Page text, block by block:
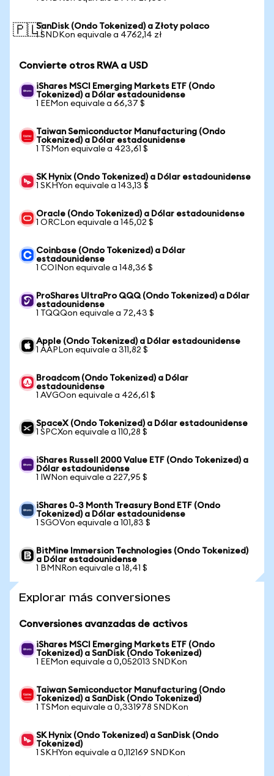
🇵🇱SanDisk (Ondo Tokenized) a Złoty polaco
1 SNDKon equivale a 4762,14 zł
Convierte otros RWA a USD
iShares MSCI Emerging Markets ETF (Ondo
Tokenized) a Dólar estadounidense
1 EEMon equivale a 66,37 $
Taiwan Semiconductor Manufacturing (Ondo
Tokenized) a Dólar estadounidense
1 TSMon equivale a 423,61 $
SK Hynix (Ondo Tokenized) a Dólar estadounidense
1 SKHYon equivale a 143,13 $
Oracle (Ondo Tokenized) a Dólar estadounidense
1 ORCLon equivale a 145,02 $
Coinbase (Ondo Tokenized) a Dólar
estadounidense
1 COINon equivale a 148,36 $
ProShares UltraPro QQQ (Ondo Tokenized) a Dólar
estadounidense
1 TQQQon equivale a 72,43 $
Apple (Ondo Tokenized) a Dólar estadounidense
1 AAPLon equivale a 311,82 $
Broadcom (Ondo Tokenized) a Dólar
estadounidense
1 AVGOon equivale a 426,61 $
SpaceX (Ondo Tokenized) a Dólar estadounidense
1 SPCXon equivale a 110,28 $
iShares Russell 2000 Value ETF (Ondo Tokenized) a
Dólar estadounidense
1 IWNon equivale a 227,95 $
iShares 0-3 Month Treasury Bond ETF (Ondo
Tokenized) a Dólar estadounidense
1 SGOVon equivale a 101,83 $
BitMine Immersion Technologies (Ondo Tokenized)
a Dólar estadounidense
1 BMNRon equivale a 18,41 $
Explorar más conversiones
Conversiones avanzadas de activos
iShares MSCI Emerging Markets ETF (Ondo
Tokenized) a SanDisk (Ondo Tokenized)
1 EEMon equivale a 0,052013 SNDKon
Taiwan Semiconductor Manufacturing (Ondo
Tokenized) a SanDisk (Ondo Tokenized)
1 TSMon equivale a 0,331978 SNDKon
SK Hynix (Ondo Tokenized) a SanDisk (Ondo
Tokenized)
1 SKHYon equivale a 0,112169 SNDKon